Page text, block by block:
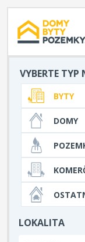
VYBERTE
BYTY
DOMY
LOKALITA